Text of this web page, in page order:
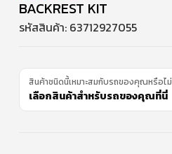
BACKREST KIT
รหัสสินค้า: 63712927055
สินค้าชนิดนี้เหมาะสมกับรถของคุณหรือไม่
เลือกสินค้าสำหรับรถของคุณที่นี่